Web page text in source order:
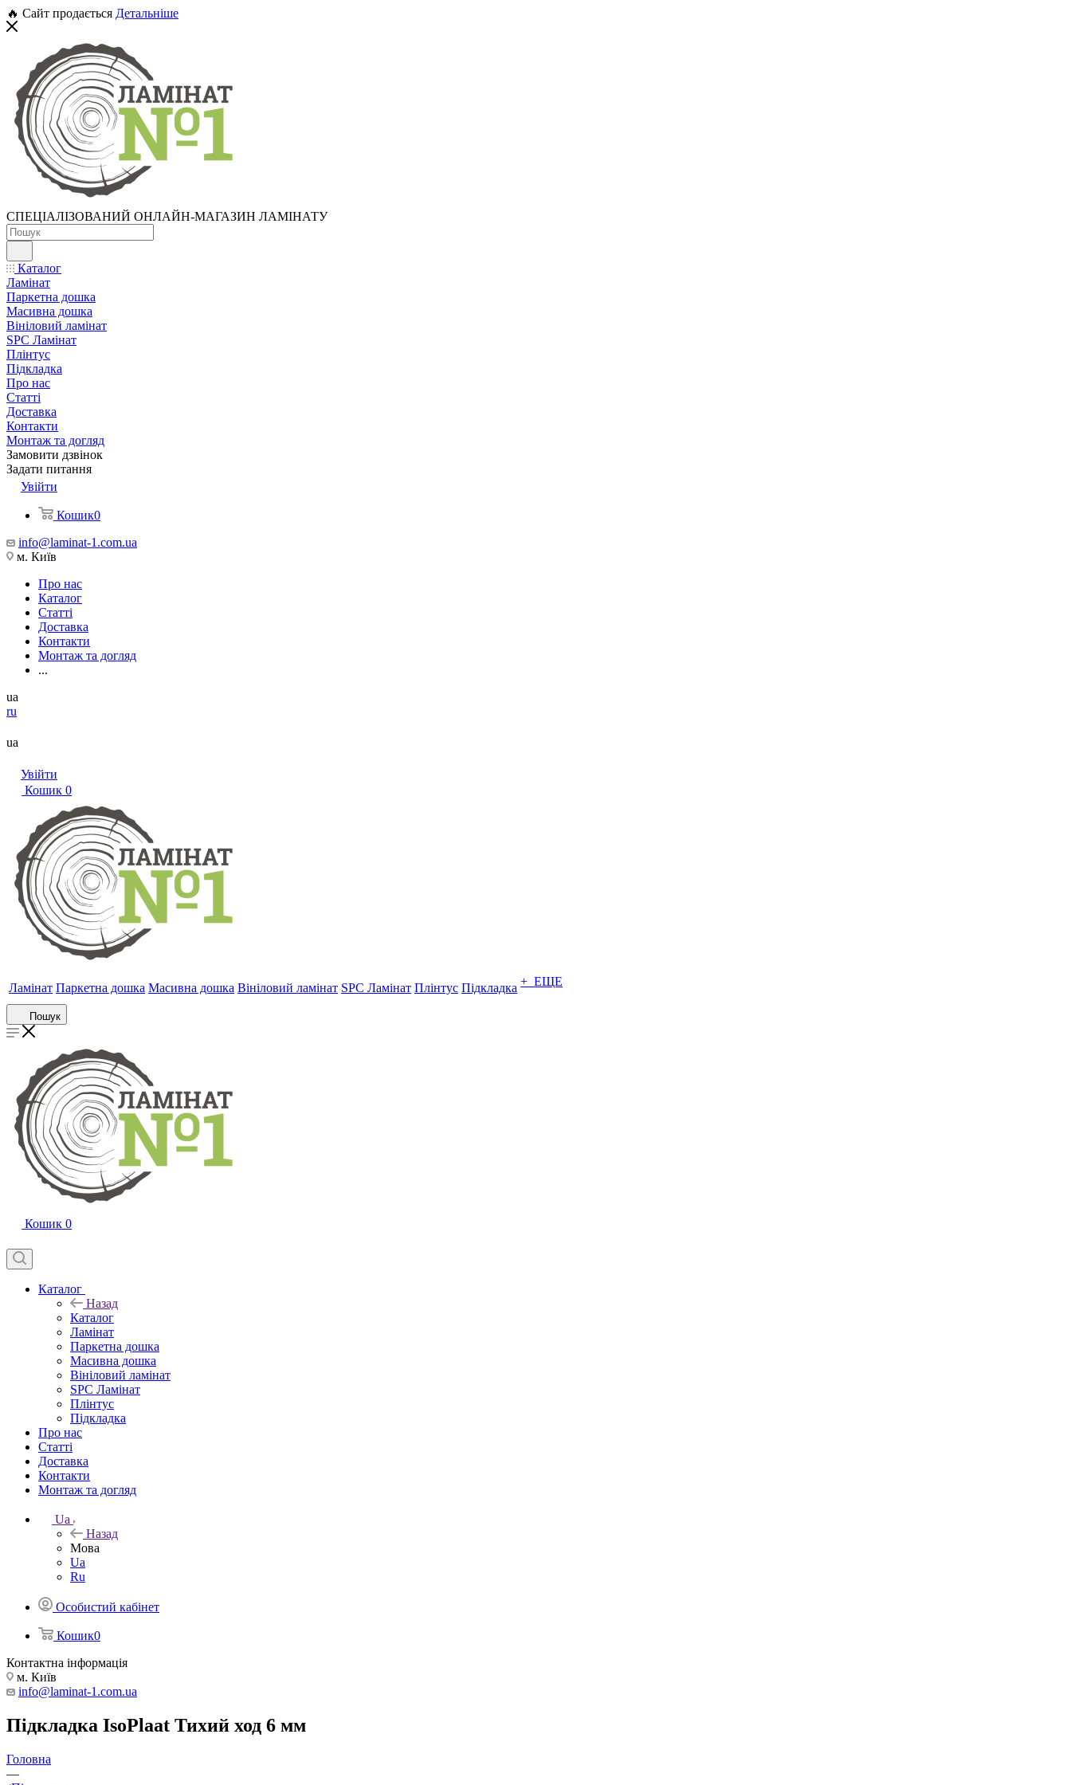
🔥 Сайт продається Детальніше
СПЕЦІАЛІЗОВАНИЙ ОНЛАЙН-МАГАЗИН ЛАМІНАТУ
Каталог
Ламінат
Паркетна дошка
Масивна дошка
Вініловий ламінат
SPC Ламінат
Плінтус
Підкладка
Про нас
Статті
Доставка
Контакти
Монтаж та догляд
Замовити дзвінок
Задати питання
Увійти
Кошик0
info@laminat-1.com.ua
м. Київ
Про нас
Каталог
Статті
Доставка
Контакти
Монтаж та догляд
...
ua
ru
ua
Увійти
Кошик 0
Ламінат Паркетна дошка Масивна дошка Вініловий ламінат SPC Ламінат Плінтус Підкладка + ЕЩЕ
Пошук
Кошик 0
Каталог
Назад
Каталог
Ламінат
Паркетна дошка
Масивна дошка
Вініловий ламінат
SPC Ламінат
Плінтус
Підкладка
Про нас
Статті
Доставка
Контакти
Монтаж та догляд
Ua
Назад
Мова
Ua
Ru
Особистий кабінет
Кошик0
Контактна інформація
м. Київ
info@laminat-1.com.ua
Підкладка IsoPlaat Тихий ход 6 мм
Головна
—